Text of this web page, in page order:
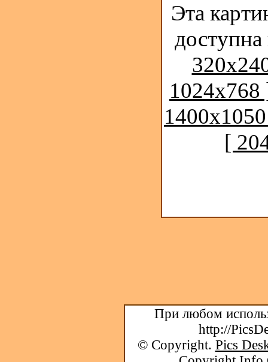
Эта
1024x768
[
При любом
http://
© Copyright. Pics